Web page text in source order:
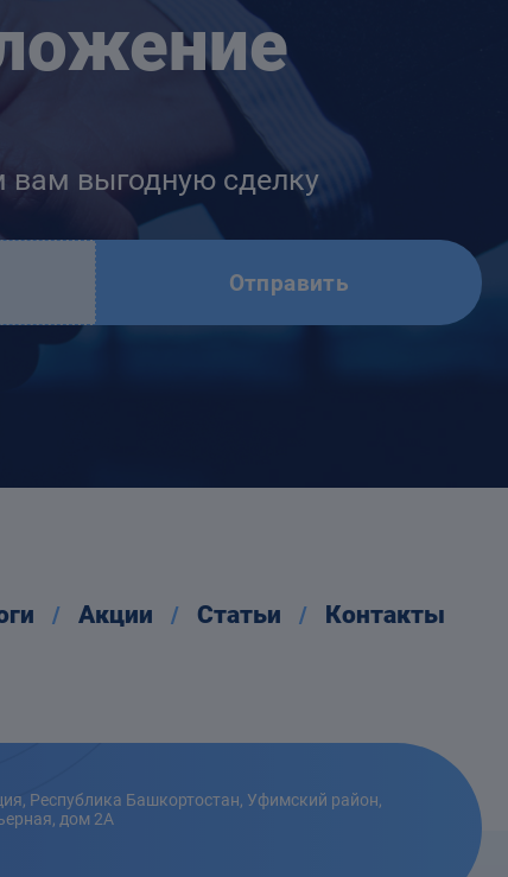
вам выгодную сделку
Отправить
Акции Статьи Контакты
Республика Башкортостан, Уфимский район,
дом 2А